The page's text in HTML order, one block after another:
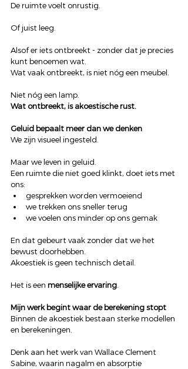
De ruimte voelt onrustig.
Of juist leeg.
Alsof er iets ontbreekt - zonder dat je precies
kunt benoemen wat.
Wat vaak ontbreekt, is niet nóg een meubel.
Niet nóg een lamp.
Wat ontbreekt, is akoestische rust.
Geluid bepaalt meer dan we denken
We zijn visueel ingesteld.
Maar we leven in geluid.
Een ruimte die niet goed klinkt, doet iets met
ons:
gesprekken worden vermoeiend
we trekken ons sneller terug
we voelen ons minder op ons gemak
En dat gebeurt vaak zonder dat we het
bewust doorhebben.
Akoestiek is geen technisch detail.
Het is een menselijke ervaring.
Mijn werk begint waar de berekening stopt
Binnen de akoestiek bestaan sterke modellen
en berekeningen.
Denk aan het werk van Wallace Clement
Sabine, waarin nagalm en absorptie